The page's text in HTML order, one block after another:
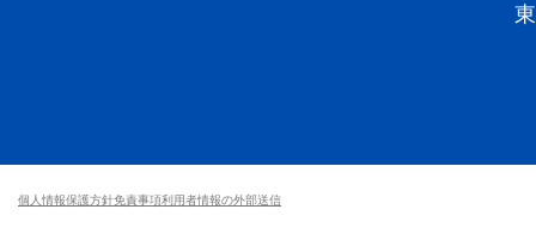
個人情報保護方針免責事項利用者情報の外部送信